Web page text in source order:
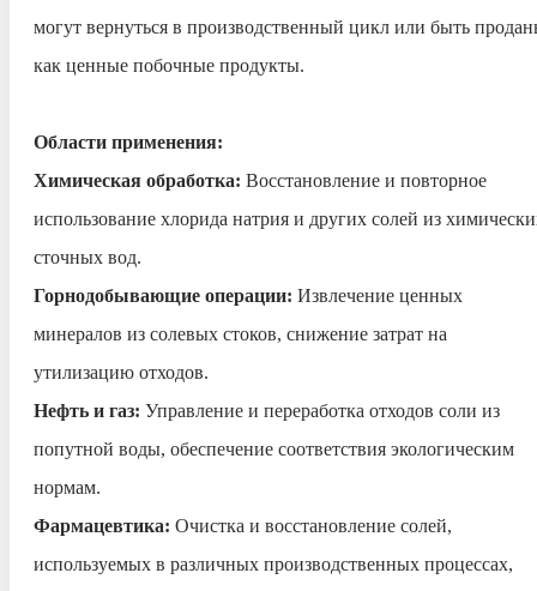
могут вернуться в производственный цикл или быть
как ценные побочные продукты.
Области применения:
Химическая обработка: Восстановление и повторное
использование хлорида натрия и других солей из
сточных вод.
Горнодобывающие операции: Извлечение ценных
минералов из солевых стоков, снижение затрат на
утилизацию отходов.
Нефть и газ: Управление и переработка отходов соли из
попутной воды, обеспечение соответствия экологическим
нормам.
Фармацевтика: Очистка и восстановление солей,
используемых в различных производственных процессах,